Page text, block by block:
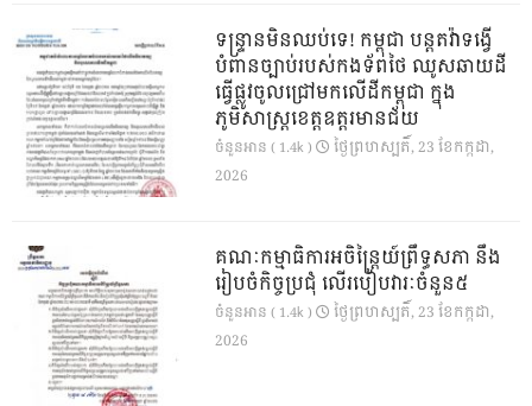
ទន្ទ្រានមិនឈប់ទេ! កម្ពុជា បន្តតវ៉ាទង្វើ
បំពានច្បាប់របស់កងទ័ពថៃ ឈូសឆាយដី
ធ្វើផ្លូវចូលជ្រៅមកលើដីកម្ពុជា ក្នុង
ភូមិសាស្ត្រខេត្តឧត្តរមានជ័យ
ចំនួនអាន ( 1.4k )
ថ្ងៃ​ព្រហស្បតិ៍, 23 ខែ​កក្កដា,
2026
គណៈកម្មាធិការអចិន្ត្រៃយ៍ព្រឹទ្ធសភា នឹង
រៀបចំកិច្ចប្រជុំ លើរបៀបវារៈចំនួន៥
ចំនួនអាន ( 1.4k )
ថ្ងៃ​ព្រហស្បតិ៍, 23 ខែ​កក្កដា,
2026